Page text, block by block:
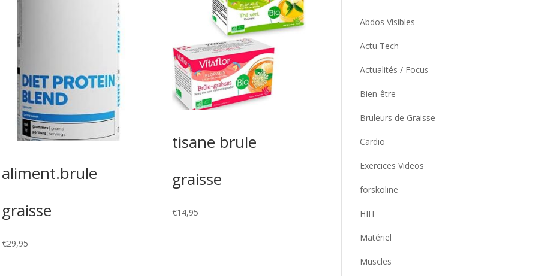
aliment.brule
graisse
€29,95
tisane brule
graisse
€14,95
Abdos Visibles
Actu Tech
Actualités / Focus
Bien-être
Bruleurs de Graisse
Cardio
Exercices Videos
forskoline
HIIT
Matériel
Muscles